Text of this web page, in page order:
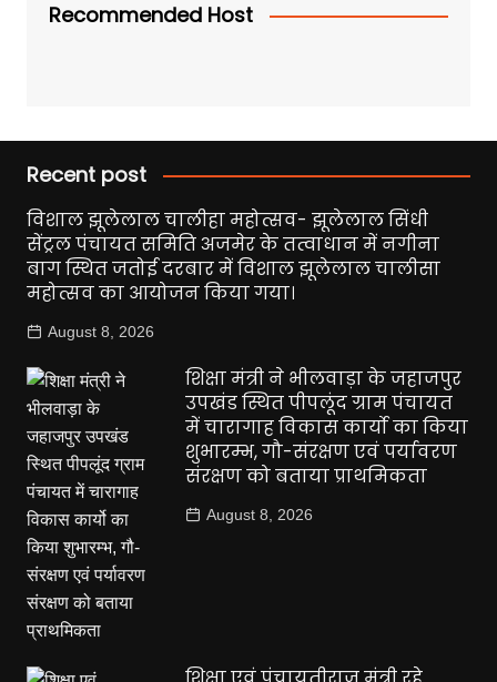
Recommended Host
Recent post
विशाल झूलेलाल चालीहा महोत्सव- झूलेलाल सिंधी
सेंट्रल पंचायत समिति अजमेर के तत्वाधान में नगीना
बाग स्थित जतोई दरबार में विशाल झूलेलाल चालीसा
महोत्सव का आयोजन किया गया।
August 8, 2026
शिक्षा मंत्री ने भीलवाड़ा के जहाजपुर
उपखंड स्थित पीपलूंद ग्राम पंचायत
में चारागाह विकास कार्यो का किया
शुभारम्भ, गौ-संरक्षण एवं पर्यावरण
संरक्षण को बताया प्राथमिकता
August 8, 2026